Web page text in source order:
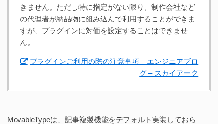
きません。ただし特に指定がない限り、制作会社など
の代理者が納品物に組み込んで利用することができま
すが、プラグインに対価を設定することはできませ
ん。
プラグインご利用の際の注意事項 – エンジニアブロ
グ – スカイアーク
MovableTypeは、記事複製機能をデフォルト実装しておら